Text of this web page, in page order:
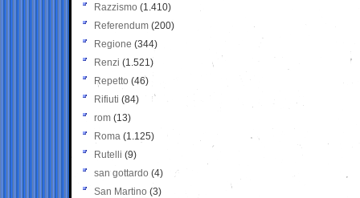
Razzismo (1.410)
Referendum (200)
Regione (344)
Renzi (1.521)
Repetto (46)
Rifiuti (84)
rom (13)
Roma (1.125)
Rutelli (9)
san gottardo (4)
San Martino (3)